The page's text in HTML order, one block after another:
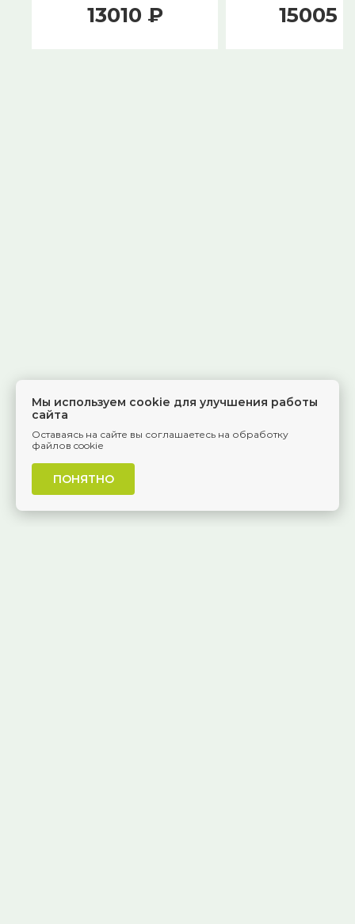
13010 ₽ 15005
Мы используем cookie для улучшения работы
сайта
Оставаясь на сайте вы соглашаетесь на обработку
файлов cookie
ПОНЯТНО